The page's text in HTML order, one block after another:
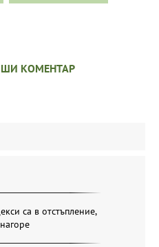
КОМЕНТАР
са в отстъпление,